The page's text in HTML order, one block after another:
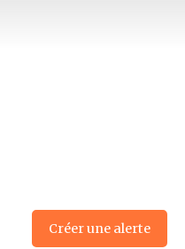
Créer une alerte